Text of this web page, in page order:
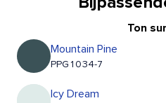
Ton
Mountain Pine
PPG1034-7
Icy Dream